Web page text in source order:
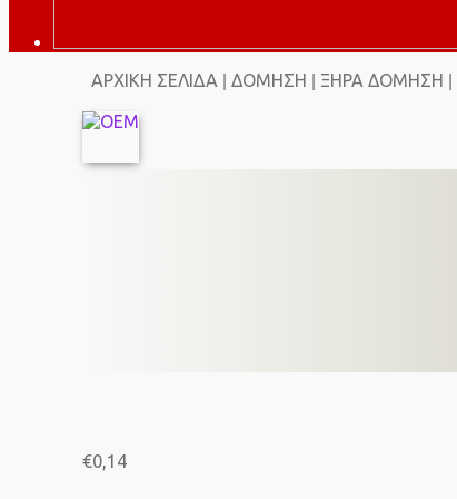
ΑΡΧΙΚΉ ΣΕΛΊΔΑ ΔΌΜΗΣΗ ΞΗΡΆ ΔΌΜΗΣΗ
€0,14